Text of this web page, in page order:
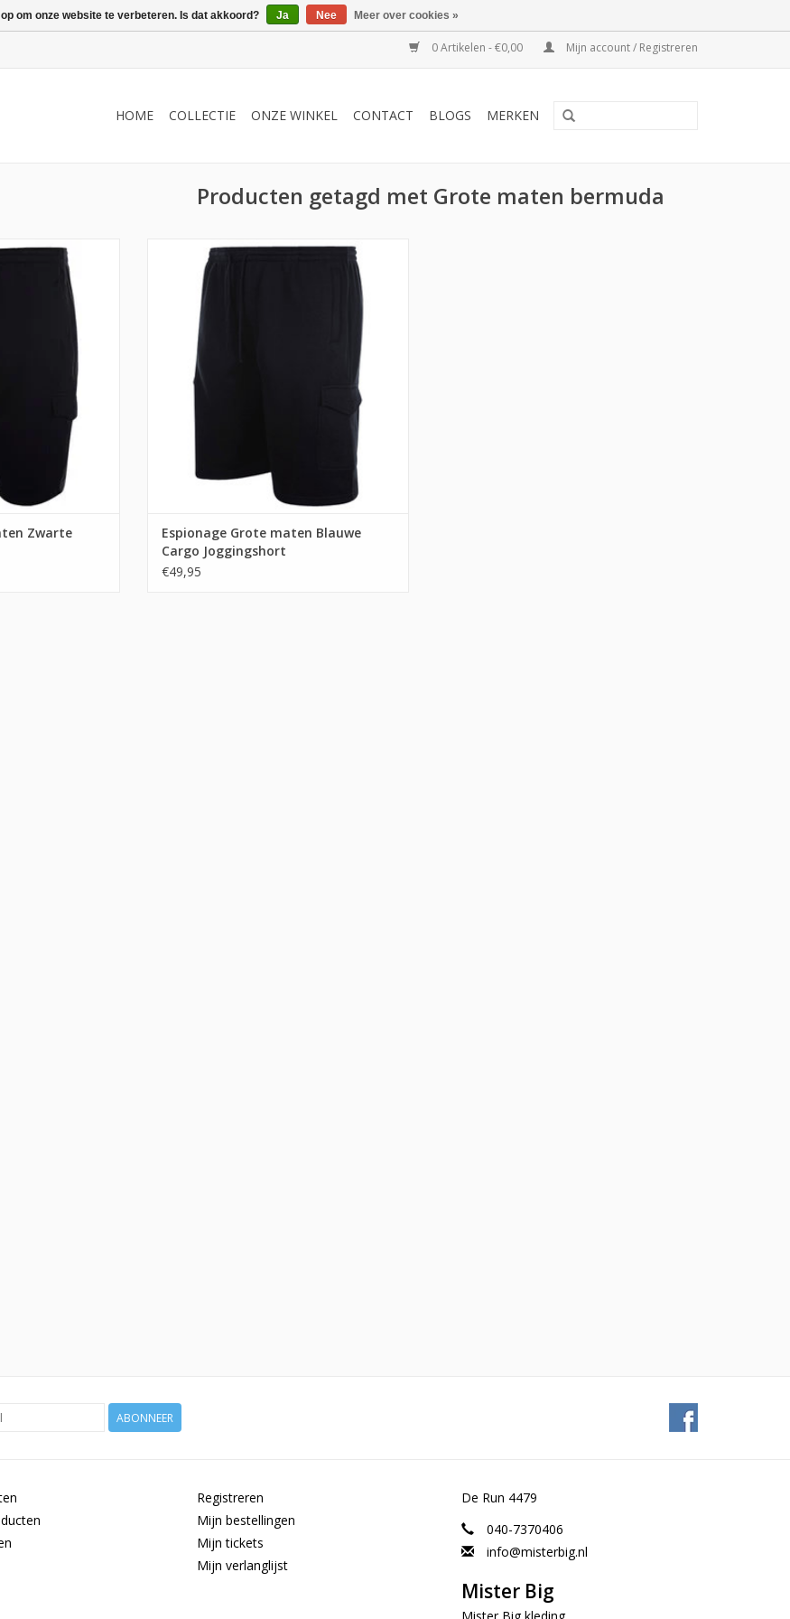
0 Artikelen - €0,00 Mijn account / Registreren
HOME COLLECTIE ONZE WINKEL CONTACT BLOGS MERKEN
Producten getagd met Grote maten bermuda
Zwarte
Espionage Grote maten Blauwe
Cargo Joggingshort
€49,95
ABONNEER
Registreren
Mijn bestellingen
Mijn tickets
Mijn verlanglijst
De Run 4479
040-7370406
info@misterbig.nl
Mister Big
om onze website te verbeteren. Is dat akkoord? Ja Nee Meer over cookies »